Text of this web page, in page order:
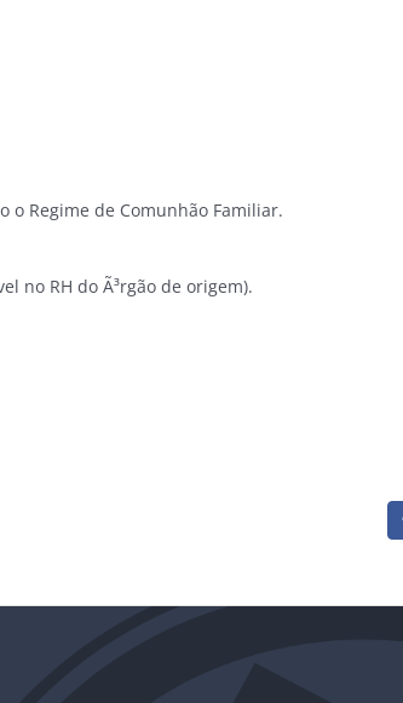
o Regime de Comunhão Familiar.
no RH do Ã³rgão de origem).